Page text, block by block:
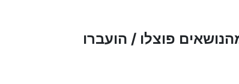
פוצלו / הועברו